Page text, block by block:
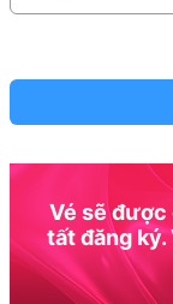
Vé sẽ được
tất đăng ký.